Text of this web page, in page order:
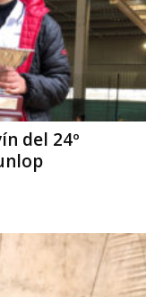
del 24º